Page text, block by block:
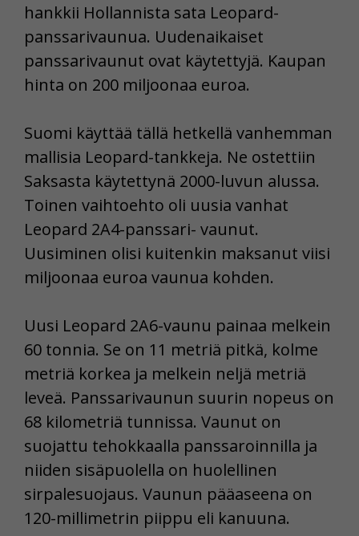
hankkii Hollannista sata Leopard-
panssarivaunua. Uudenaikaiset
panssarivaunut ovat käytettyjä. Kaupan
hinta on 200 miljoonaa euroa.
Suomi käyttää tällä hetkellä vanhemman
mallisia Leopard-tankkeja. Ne ostettiin
Saksasta käytettynä 2000-luvun alussa.
Toinen vaihtoehto oli uusia vanhat
Leopard 2A4-panssari- vaunut.
Uusiminen olisi kuitenkin maksanut viisi
miljoonaa euroa vaunua kohden.
Uusi Leopard 2A6-vaunu painaa melkein
60 tonnia. Se on 11 metriä pitkä, kolme
metriä korkea ja melkein neljä metriä
leveä. Panssarivaunun suurin nopeus on
68 kilometriä tunnissa. Vaunut on
suojattu tehokkaalla panssaroinnilla ja
niiden sisäpuolella on huolellinen
sirpalesuojaus. Vaunun pääaseena on
120-millimetrin piippu eli kanuuna.